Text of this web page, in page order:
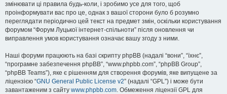
змінювати ці правила будь-коли, і зробимо усе для того, щоб
проінформувати вас про це, однак з вашої сторони було б розумно
переглядати періодично цей текст на предмет змін, оскільки користування
форумом “Форум Луцької інтернет-спільноти” після оновлення чи
виправлення умов користування означає вашу згоду з ними.
Наші форуми працюють на базі скрипту phpBB (надалі “вони”, “їхнє”,
“програмне забезпечення phpBB”, “www.phpbb.com”, “phpBB Group”,
“phpBB Teams”), яке є рішенням для створення форумів, яке випущене за
ліцензією “GNU General Public License v2” (надалі “GPL”) і може бути
завантаженим з сайту www.phpbb.com. Обмеження ліцензії GPL для